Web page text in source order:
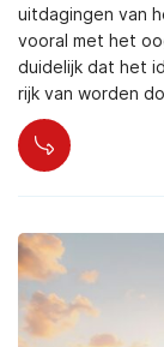
uitdagingen van
vooral met het
duidelijk dat het
rijk van worden